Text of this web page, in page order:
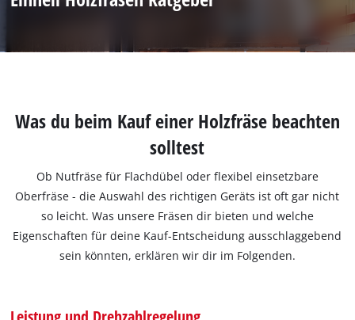
Was du beim Kauf einer Holzfräse beachten
solltest
Ob Nutfräse für Flachdübel oder flexibel einsetzbare
Oberfräse - die Auswahl des richtigen Geräts ist oft gar nicht
so leicht. Was unsere Fräsen dir bieten und welche
Eigenschaften für deine Kauf-Entscheidung ausschlaggebend
sein könnten, erklären wir dir im Folgenden.